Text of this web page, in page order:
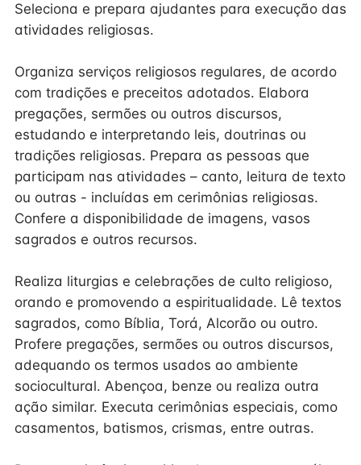
Seleciona e prepara ajudantes para execução das
atividades religiosas.
Organiza serviços religiosos regulares, de acordo
com tradições e preceitos adotados. Elabora
pregações, sermões ou outros discursos,
estudando e interpretando leis, doutrinas ou
tradições religiosas. Prepara as pessoas que
participam nas atividades – canto, leitura de texto
ou outras - incluídas em cerimônias religiosas.
Confere a disponibilidade de imagens, vasos
sagrados e outros recursos.
Realiza liturgias e celebrações de culto religioso,
orando e promovendo a espiritualidade. Lê textos
sagrados, como Bíblia, Torá, Alcorão ou outro.
Profere pregações, sermões ou outros discursos,
adequando os termos usados ao ambiente
sociocultural. Abençoa, benze ou realiza outra
ação similar. Executa cerimônias especiais, como
casamentos, batismos, crismas, entre outras.